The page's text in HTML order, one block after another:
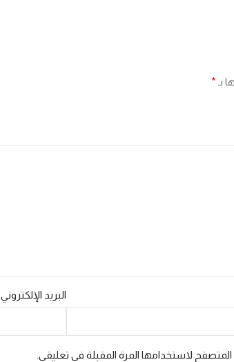
بـ *
البريد الإلكتروني
لاستخدامها المرة المقبلة في تعليقي.